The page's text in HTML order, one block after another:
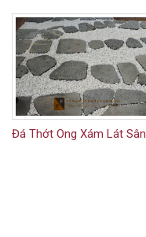
Đá Thớt Ong Xám Lát Sân